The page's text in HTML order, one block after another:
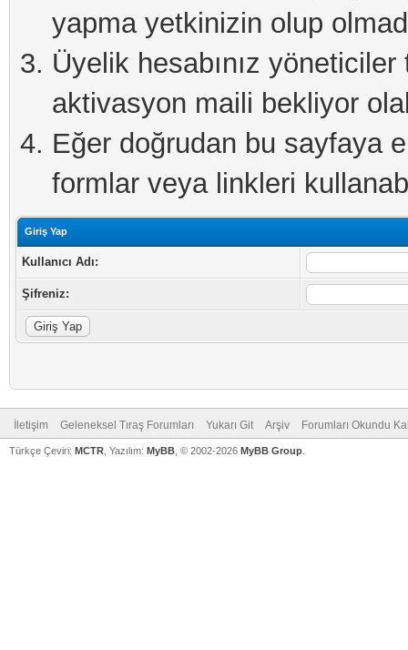
yapma yetkinizin olup
Üyelik hesabınız
aktivasyon maili bekliyor
Eğer doğrudan bu sayfaya
formlar veya linkleri
Giriş Yap
Kullanıcı Adı:
Şifreniz:
İletişim Geleneksel Tıraş Forumları Yukarı Git Arşiv Forumları Okundu
Türkçe Çeviri: MCTR , Yazılım: MyBB , © 2002-2026 MyBB Group